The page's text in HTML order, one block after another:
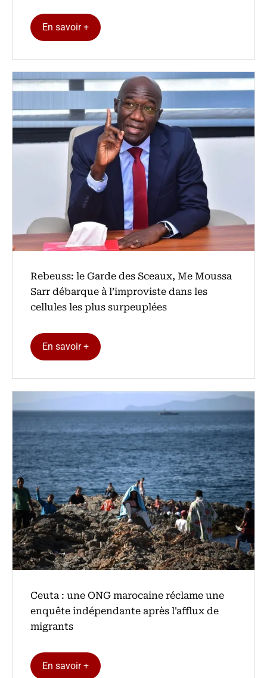
En savoir +
Rebeuss: le Garde des Sceaux, Me Moussa
Sarr débarque à l’improviste dans les
cellules les plus surpeuplées
En savoir +
Ceuta : une ONG marocaine réclame une
enquête indépendante après l'afflux de
migrants
En savoir +